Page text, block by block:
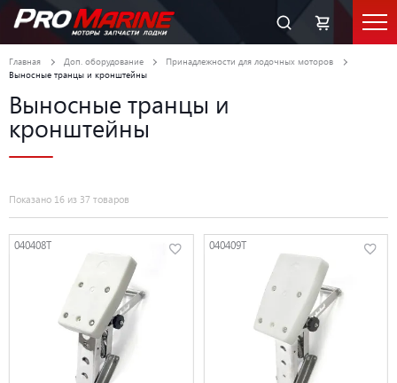
Главная Доп. оборудование
Принадлежности для лодочных моторов
Выносные транцы и кронштейны
Выносные транцы и
кронштейны
Показано 16 из 37 товаров
040408T 040409T